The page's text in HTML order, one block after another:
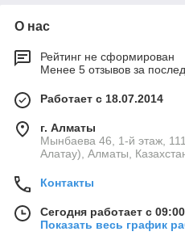
О нас
Рейтинг не сформирован
Менее 5 отзывов за
Работает с 18.07.2014
г. Алматы
Мынбаева 46, 1-й этаж,
Алатау), Алматы,
Контакты
Сегодня работает с
Показать весь график